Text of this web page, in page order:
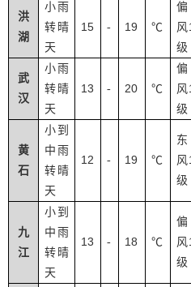
洪
湖
小雨
转晴
天
15 - 19 ℃
风
级
武
汉
小雨
转晴
天
13 - 20 ℃
风
级
黄
石
小到
中雨
转晴
天
12 - 19 ℃
风
级
九
江
小到
中雨
转晴
天
13 - 18 ℃
风
级